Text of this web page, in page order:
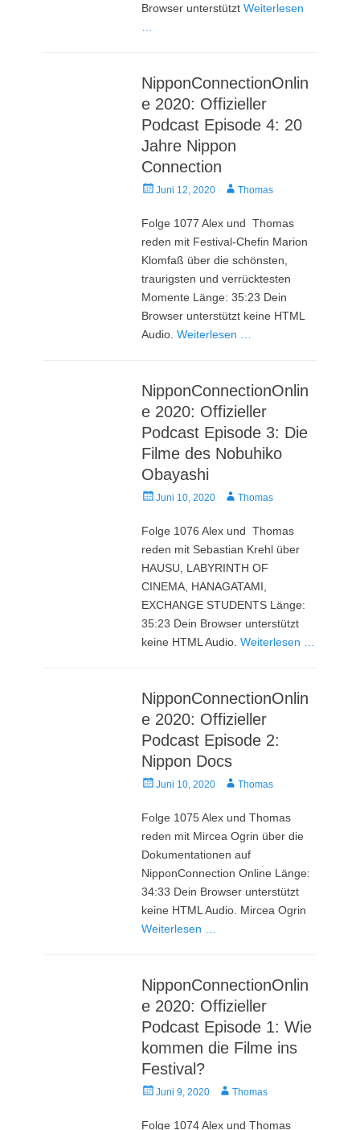
Browser unterstütztWeiterlesen
NipponConnectionOnlin
e 2020: Offizieller
Podcast Episode 4: 20
Jahre Nippon
Connection
Veröffentlicht
Juni 12, 2020 AutorThomas
Folge 1077 Alex und Thomas
reden mit Festival-Chefin Marion
Klomfaß über die schönsten,
traurigsten und verrücktesten
Momente Länge: 35:23 Dein
Browser unterstützt keine HTML
Audio.Weiterlesen …
NipponConnectionOnlin
e 2020: Offizieller
Podcast Episode 3: Die
Filme des Nobuhiko
Obayashi
Veröffentlicht
Juni 10, 2020 AutorThomas
Folge 1076 Alex und Thomas
reden mit Sebastian Krehl über
HAUSU, LABYRINTH OF
CINEMA, HANAGATAMI,
EXCHANGE STUDENTS Länge:
35:23 Dein Browser unterstützt
keine HTML Audio.Weiterlesen …
NipponConnectionOnlin
e 2020: Offizieller
Podcast Episode 2:
Nippon Docs
Veröffentlicht
Juni 10, 2020 AutorThomas
Folge 1075 Alex und Thomas
reden mit Mircea Ogrin über die
Dokumentationen auf
NipponConnection Online Länge:
34:33 Dein Browser unterstützt
keine HTML Audio. Mircea Ogrin
Weiterlesen …
NipponConnectionOnlin
e 2020: Offizieller
Podcast Episode 1: Wie
kommen die Filme ins
Festival?
Veröffentlicht
Juni 9, 2020 AutorThomas
Folge 1074 Alex und Thomas